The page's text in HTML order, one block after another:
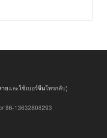
ยและใช้เบอร์จีนโทรกลับ)
86-13632808293